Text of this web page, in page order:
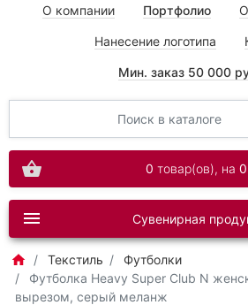
О компании Портфолио
Нанесение логотипа
Мин. заказ 50 000
0 товар(ов), на
Сувенирная
Текстиль
Футболки
Футболка Heavy Super Club N
вырезом, серый меланж